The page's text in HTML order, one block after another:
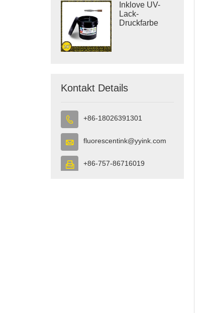
Inklove UV-
Lack-
Druckfarbe
Kontakt Details
 +86-18026391301
 fluorescentink@yyink.com
 +86-757-86716019